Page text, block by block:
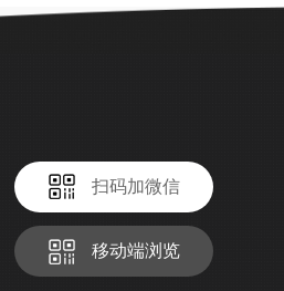
扫码加微信
移动端浏览